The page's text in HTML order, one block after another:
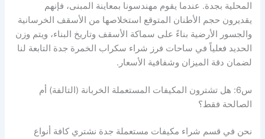
المحلية بجدة. عندما يقوم مهندسونا بمعاينة المبنى، فإنهم
يقديرون حجم الأطنان المتوقع استخلاصها من الأسقف الخرسانية
والجسور الأرضية بناءً على سماكة الأسقف وتاريخ البناء، ويتم وزن
الحديد فعلياً في ساحات فرز شراء سكراب الخمرة جدة التابعة لنا
لضمان دقة الميزان وشفافية الأسعار.
س6: هل تشترون المكيفات المستعملة الخربانة (التالفة) أم
الصالحة فقط؟
نحن في قسم شراء مكيفات مستعملة جدة نشتري كافة أنواع